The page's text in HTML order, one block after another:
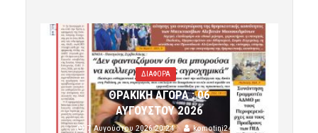
ΔΙΑΦΟΡΑ
ΘΡΑΚΙΚΗ ΑΓΟΡΑ : 06
ΑΥΓΟΥΣΤΟΥ 2026
7 Αυγούστου 2026 20:24 komotini24